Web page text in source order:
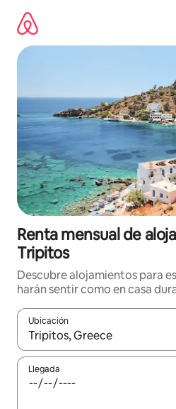
contenido
Renta mensual de
Tripitos
Descubre alojamientos para
harán sentir como en casa
Ubicación
Cuando los resultados estén
Llegada